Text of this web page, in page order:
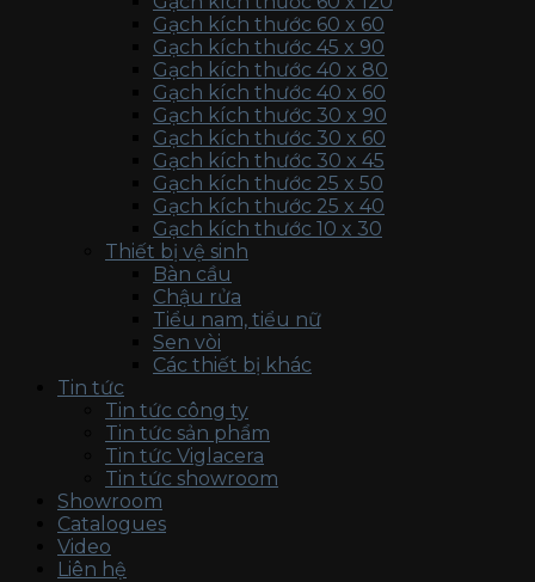
Gạch kích thước 60 x 60
Gạch kích thước 45 x 90
Gạch kích thước 40 x 80
Gạch kích thước 40 x 60
Gạch kích thước 30 x 90
Gạch kích thước 30 x 60
Gạch kích thước 30 x 45
Gạch kích thước 25 x 50
Gạch kích thước 25 x 40
Gạch kích thước 10 x 30
Thiết bị vệ sinh
Bàn cầu
Chậu rửa
Tiểu nam, tiểu nữ
Sen vòi
Các thiết bị khác
Tin tức
Tin tức công ty
Tin tức sản phẩm
Tin tức Viglacera
Tin tức showroom
Showroom
Catalogues
Video
Liên hệ